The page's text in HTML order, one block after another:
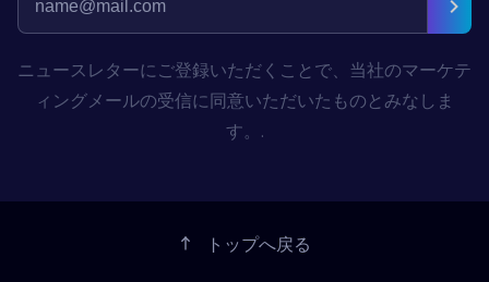
ニュースレターにご登録いただくことで、当社のマーケテ
ィングメールの受信に同意いただいたものとみなしま
す。.
トップへ戻る